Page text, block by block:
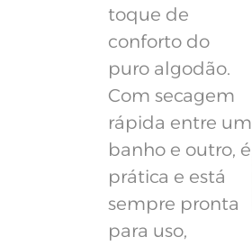
toque de
conforto do
puro algodão.
Com secagem
rápida entre um
banho e outro, é
prática e está
sempre pronta
para uso,